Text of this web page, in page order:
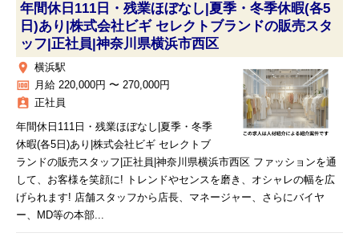
年間休日111日・残業ほぼなし|夏季・冬季休暇(各5
日)あり|株式会社ビギ セレクトブランドの販売スタ
ッフ|正社員|神奈川県横浜市西区
place 横浜駅
money 月給 220,000円 〜 270,000円
assignment_ind 正社員
年間休日111日・残業ほぼなし|夏季・冬季
休暇(各5日)あり|株式会社ビギ セレクトブ
ランドの販売スタッフ|正社員|神奈川県横浜市西区 ファッションを通
して、お客様を笑顔に! トレンドやセンスを磨き、オシャレの幅を広
げられます! 店舗スタッフから店長、マネージャー、さらにバイヤ
ー、MD等の本部...